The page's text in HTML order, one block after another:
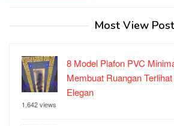
Most View Post
8 Model Plafon PVC
Membuat Ruangan
Elegan
1,642 views